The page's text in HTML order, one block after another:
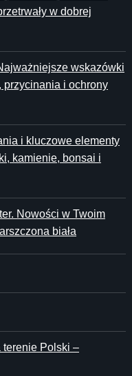
w dobrej
wskazówki
i ochrony
i kluczowe elementy
kamienie, bonsai i
Nowości w Twoim
biała
terenie Polski –